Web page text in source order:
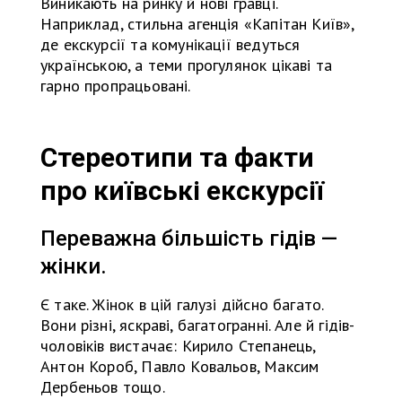
Наприклад, стильна агенція «Капітан Київ»,
де екскурсії та комунікації ведуться
українською, а теми прогулянок цікаві та
гарно пропрацьовані.
Стереотипи та факти
про київські екскурсії
Переважна більшість гідів —
жінки.
Є таке. Жінок в цій галузі дійсно багато.
Вони різні, яскраві, багатогранні. Але й гідів-
чоловіків вистачає: Кирило Степанець,
Антон Короб, Павло Ковальов, Максим
Дербеньов тощо.